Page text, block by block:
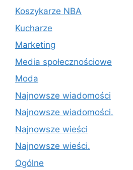
Koszykarze NBA
Kucharze
Marketing
Media społecznościowe
Moda
Najnowsze wiadomości
Najnowsze wiadomości.
Najnowsze wieści
Najnowsze wieści.
Ogólne